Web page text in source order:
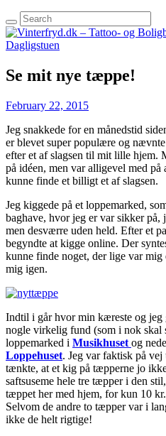
Dagligstuen
Se mit nye tæppe!
February 22, 2015
Jeg snakkede for en månedstid
er blevet super populære og
efter et af slagsen til mit lille hjem.
på idéen, men var alligevel med
kunne finde et billigt et af slagsen.
Jeg kiggede på et loppemarked,
baghave, hvor jeg er var sikker på,
men desværre uden held. Efter et
begyndte at kigge online. Der
kunne finde noget, der lige var
mig igen.
Indtil i går hvor min kæreste og
nogle virkelig fund (som i nok skal
loppemarked i Musikhuset og
Loppehuset. Jeg var faktisk på
tænkte, at et kig på tæpperne jo
saftsuseme hele tre tæpper i den
tæppet her med hjem, for kun 10
Selvom de andre to tæpper var i
ikke de helt rigtige!